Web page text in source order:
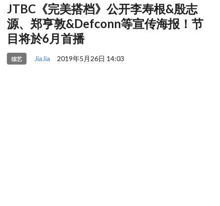
JTBC《完美搭档》公开李寿根&殷志
源、郑亨敦&Defconn等宣传海报！节
目将於6月首播
综艺 JiaJia 2019年5月26日 14:03